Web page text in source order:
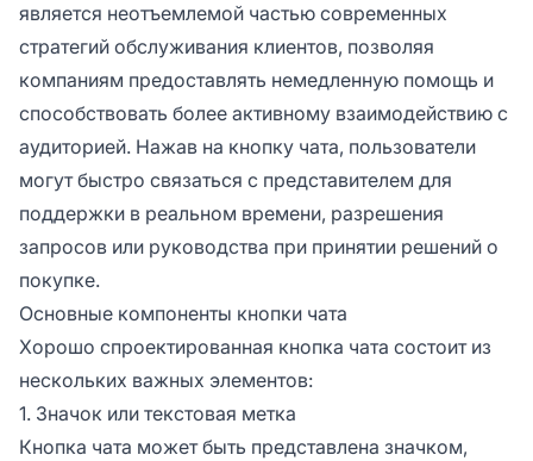
является неотъемлемой частью современных
стратегий обслуживания клиентов, позволяя
компаниям предоставлять немедленную помощь и
способствовать более активному взаимодействию с
аудиторией. Нажав на кнопку чата, пользователи
могут быстро связаться с представителем для
поддержки в реальном времени, разрешения
запросов или руководства при принятии решений о
покупке.
Основные компоненты кнопки чата
Хорошо спроектированная кнопка чата состоит из
нескольких важных элементов:
1. Значок или текстовая метка
Кнопка чата может быть представлена значком,